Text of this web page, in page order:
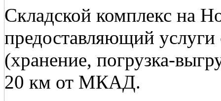
Складской комплекс на
предоставляющий услуги
(хранение, погрузка-
20 км от МКАД.